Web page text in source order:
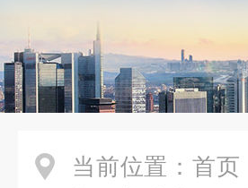
当前位置： 首页